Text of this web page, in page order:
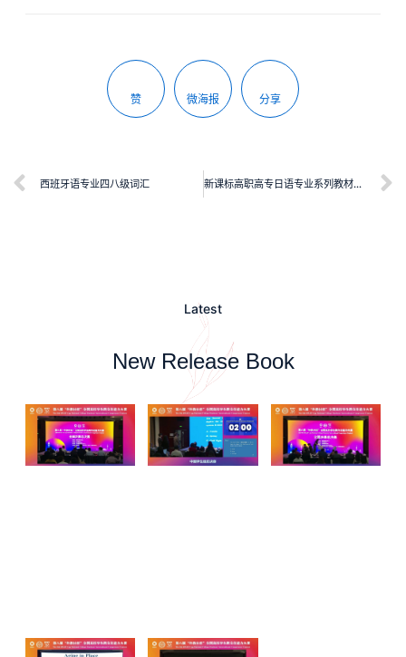
赞 微海报 分享
西班牙语专业四八级词汇 新课标高职高专日语专业系列教材：实用综合日语（3）学生用书
Latest
New Release Book